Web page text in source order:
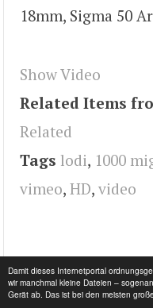
Damit dieses Internetportal
wir manchmal kleine Dateien –
Gerät ab. Das ist bei den meisten
18mm, Sigma 50
Show Video
Related Items
Related
Tags lodi, 1000
vimeo, HD, video